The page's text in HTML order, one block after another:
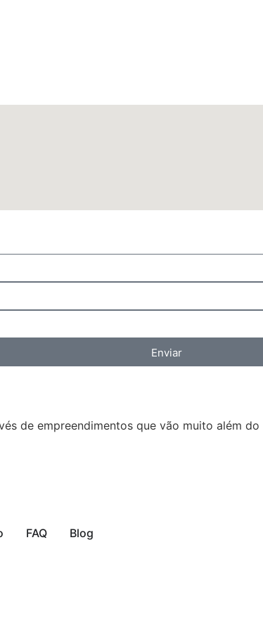
Enviar
de empreendimentos que vão muito além
FAQ Blog